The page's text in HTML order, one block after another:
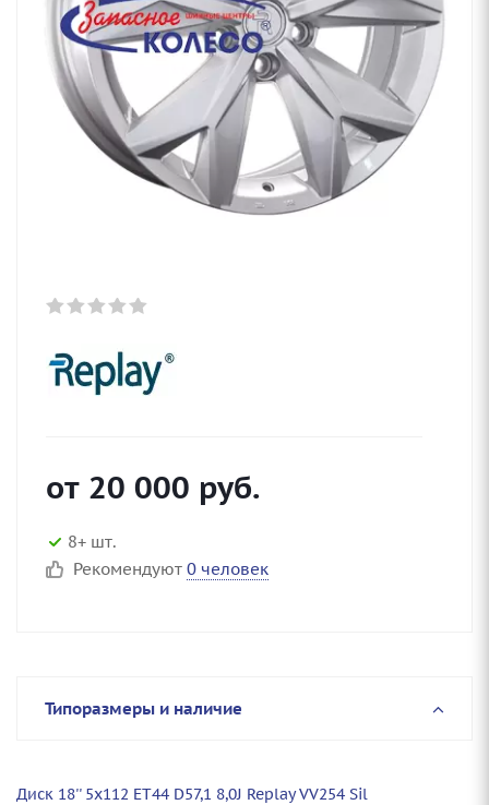
от 20 000 руб.
8+ шт.
Рекомендуют 0 человек
Типоразмеры и наличие
Диск 18'' 5x112 ET44 D57,1 8,0J Replay VV254 Sil